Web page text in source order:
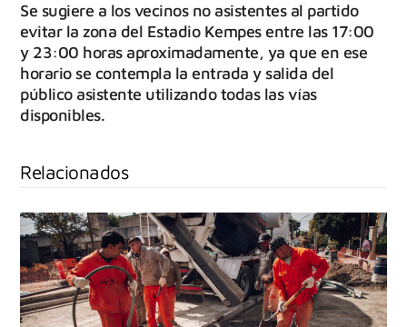
Se sugiere a los vecinos no asistentes al partido
evitar la zona del Estadio Kempes entre las 17:00
y 23:00 horas aproximadamente, ya que en ese
horario se contempla la entrada y salida del
público asistente utilizando todas las vías
disponibles.
Relacionados